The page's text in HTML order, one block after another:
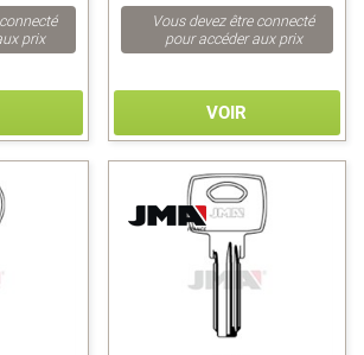
prix
Vous devez être connecté
pour accéder aux prix
VOIR